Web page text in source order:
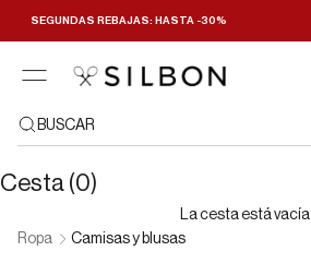
SEGUNDAS REBAJAS: HASTA -30%
BUSCAR
Cesta (0)
La cesta está vacía
Ropa
Camisas y blusas